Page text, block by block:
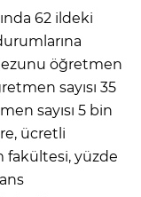
62 ildeki
öğretmen
sayısı 35
sayısı 5 bin
ücretli
fakültesi, yüzde